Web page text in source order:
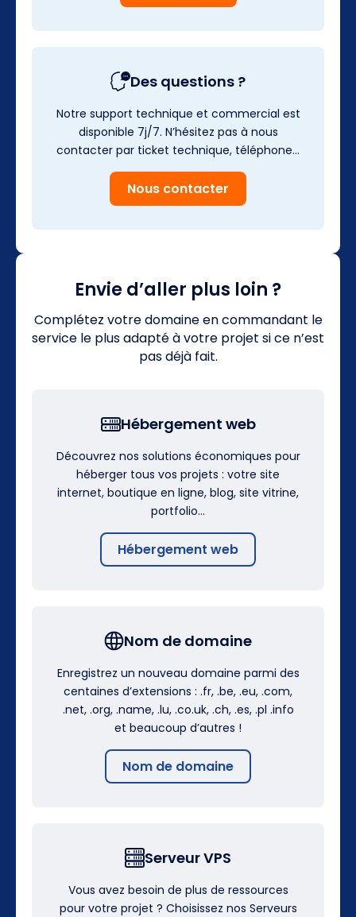
Des questions ?
Notre support technique et commercial est
disponible 7j/7. N’hésitez pas à nous
contacter par ticket technique, téléphone…
Nous contacter
Envie d’aller plus loin ?
Complétez votre domaine en commandant le
service le plus adapté à votre projet si ce n’est
pas déjà fait.
Hébergement web
Découvrez nos solutions économiques pour
héberger tous vos projets : votre site
internet, boutique en ligne, blog, site vitrine,
portfolio…
Hébergement web
Nom de domaine
Enregistrez un nouveau domaine parmi des
centaines d’extensions : .fr, .be, .eu, .com,
.net, .org, .name, .lu, .co.uk, .ch, .es, .pl .info
et beaucoup d’autres !
Nom de domaine
Serveur VPS
Vous avez besoin de plus de ressources
pour votre projet ? Choisissez nos Serveurs